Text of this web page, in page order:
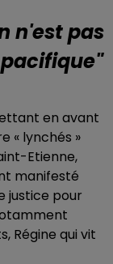
n'est pas
en avant
« lynchés »
Etienne,
manifesté
justice pour
Régine qui vit